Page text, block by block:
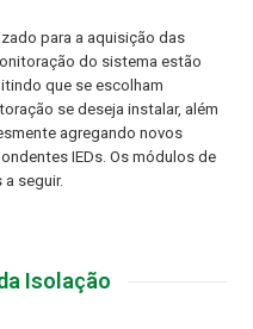
para a aquisição das
do sistema estão
que se escolham
se deseja instalar, além
agregando novos
IEDs. Os módulos de
seguir.
Isolação